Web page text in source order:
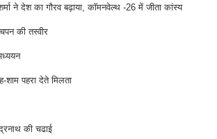
ने देश का गौरव बढ़ाया, कॉमनवेल्थ -26 में जीता कांस्य
की तस्वीर
पहरा देते मिलता
की चढाई